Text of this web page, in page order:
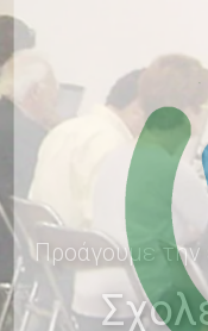
Προάγουμε